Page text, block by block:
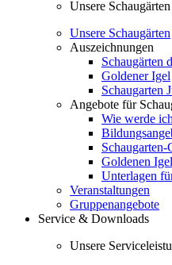
Unsere
Unsere Schaugärten
Auszeichnungen
Schaugärten
Goldener Igel
Schaugarten
Angebote für
Wie werde
Schaugarten-
Goldenen
Unterlagen
Veranstaltungen
Gruppenangebote
Service & Downloads
Unsere